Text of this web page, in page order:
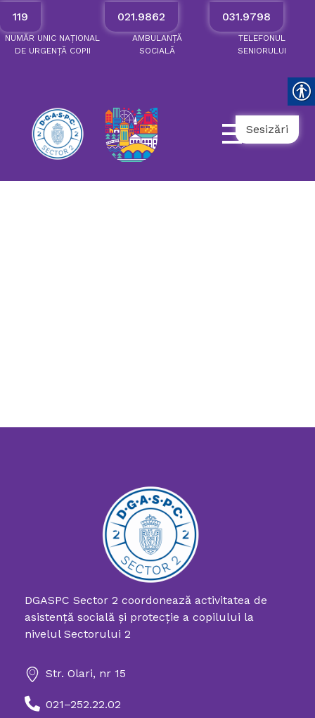
119
NUMĂR UNIC NAȚIONAL
DE URGENȚĂCOPII
021.9862
AMBULANȚĂ
SOCIALĂ
031.9798
TELEFONUL
SENIORULUI
Sesizări
Directia Generala de Asistenta Sociala si Protectia Copilului Sector 2
DGASPC Sector 2 coordonează activitatea de
asistenţă socială şi protecţie a copilului la
nivelul Sectorului 2
Str. Olari, nr 15
021–252.22.02